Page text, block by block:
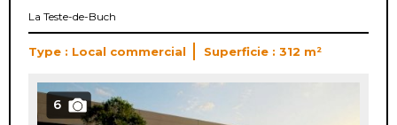
La Teste-de-Buch
Type : Local commercial Superficie : 312 m²
6